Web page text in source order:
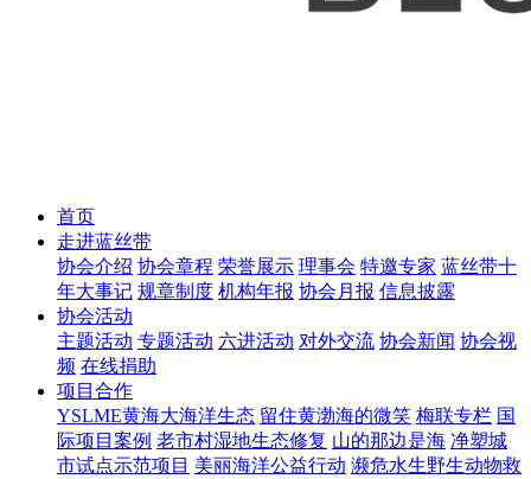
首页
走进蓝丝带
协会介绍 协会章程 荣誉展示 理事会 特邀专家 蓝丝带十
年大事记 规章制度 机构年报 协会月报 信息披露
协会活动
主题活动 专题活动 六进活动 对外交流 协会新闻 协会视
频 在线捐助
项目合作
YSLME黄海大海洋生态 留住黄渤海的微笑 梅联专栏 国
际项目案例 老市村湿地生态修复 山的那边是海 净塑城
市试点示范项目 美丽海洋公益行动 濒危水生野生动物救